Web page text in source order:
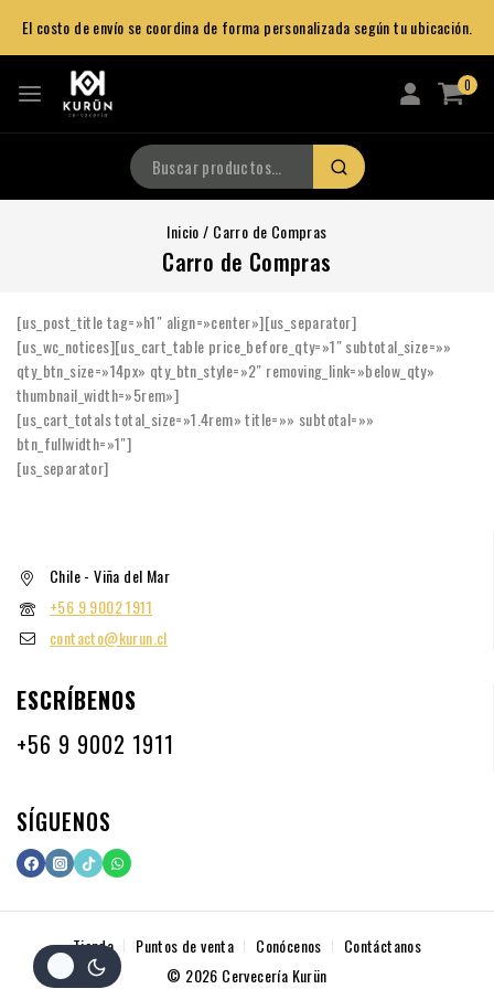
El costo de envío se coordina de forma personalizada según tu ubicación.
0
Inicio/ Carro de Compras
Carro de Compras
[us_post_title tag=»h1″ align=»center»][us_separator]
[us_wc_notices][us_cart_table price_before_qty=»1″ subtotal_size=»»
qty_btn_size=»14px» qty_btn_style=»2″ removing_link=»below_qty»
thumbnail_width=»5rem»]
[us_cart_totals total_size=»1.4rem» title=»» subtotal=»»
btn_fullwidth=»1″]
[us_separator]
Chile - Viña del Mar
+56 9 9002 1911
contacto@kurun.cl
ESCRÍBENOS
+56 9 9002 1911
SÍGUENOS
Tienda Puntos de venta Conócenos
Contáctanos
© 2026 Cervecería Kurün